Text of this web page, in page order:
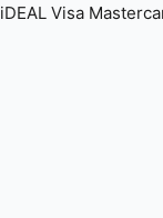
iDEAL Visa